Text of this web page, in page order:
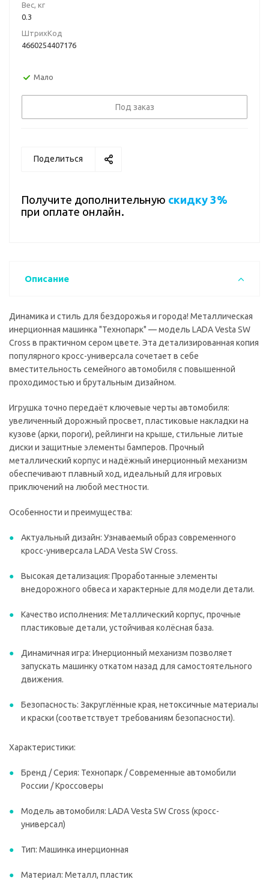
Вес, кг
0.3
ШтрихКод
4660254407176
Мало
Под заказ
Поделиться
Получите дополнительную скидку 3%
при оплате онлайн.
Описание
Динамика и стиль для бездорожья и города! Металлическая
инерционная машинка "Технопарк" — модель LADA Vesta SW
Cross в практичном сером цвете. Эта детализированная копия
популярного кросс-универсала сочетает в себе
вместительность семейного автомобиля с повышенной
проходимостью и брутальным дизайном.
Игрушка точно передаёт ключевые черты автомобиля:
увеличенный дорожный просвет, пластиковые накладки на
кузове (арки, пороги), рейлинги на крыше, стильные литые
диски и защитные элементы бамперов. Прочный
металлический корпус и надёжный инерционный механизм
обеспечивают плавный ход, идеальный для игровых
приключений на любой местности.
Особенности и преимущества:
Актуальный дизайн: Узнаваемый образ современного
кросс-универсала LADA Vesta SW Cross.
Высокая детализация: Проработанные элементы
внедорожного обвеса и характерные для модели детали.
Качество исполнения: Металлический корпус, прочные
пластиковые детали, устойчивая колёсная база.
Динамичная игра: Инерционный механизм позволяет
запускать машинку откатом назад для самостоятельного
движения.
Безопасность: Закруглённые края, нетоксичные материалы
и краски (соответствует требованиям безопасности).
Характеристики:
Бренд / Серия: Технопарк / Современные автомобили
России / Кроссоверы
Модель автомобиля: LADA Vesta SW Cross (кросс-
универсал)
Тип: Машинка инерционная
Материал: Металл, пластик